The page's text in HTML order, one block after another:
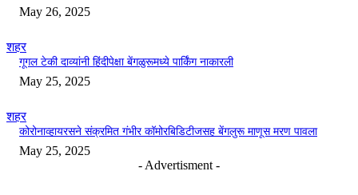
May 26, 2025
शहर
गूगल टेकी दाव्यांनी हिंदीपेक्षा बेंगळुरूमध्ये पार्किंग नाकारली
May 25, 2025
शहर
कोरोनाव्हायरसने संक्रमित गंभीर कॉमोरबिडिटीजसह बेंगलुरू माणूस मरण पावला
May 25, 2025
- Advertisment -